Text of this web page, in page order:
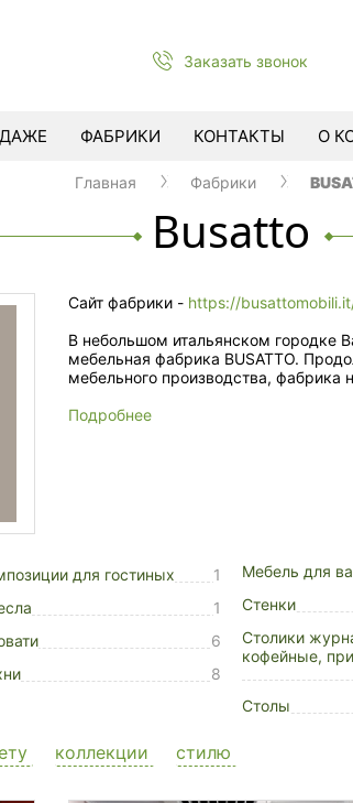
Заказать звонок
ФАБРИКИ КОНТАКТЫ О
Главная Фабрики
Busatto
Сайт фабрики - https://
В небольшом итальянском городке
мебельная фабрика BUSATTO.
мебельного производства, фабрика
Подробнее
для гостиных
1
1
6
8
Мебель для
Стенки
Столики
кофейные,
Столы
коллекции стилю